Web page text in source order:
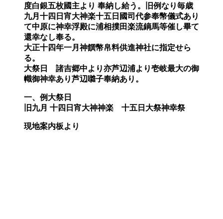
度白銀五枚國主より 奉納し給う。旧例なり毎歳
九月十四日宵大神楽十五日國司代参奉幣儀式あり
て中原に神幸浮殿に浦相撲田楽流鏑馬等催し畢て
還幸なし奉る。
大正十四年一月神饌幣帛料供進神社に指定せら
る。
大祭日 諸吉郷中より亦芦辺浦より壱岐最大の御
幟御神幸あり芦辺囃子奉納あり。
一、例大祭日
旧九月 十四日宵大神神楽 十五日大祭神幸祭
現地案内板より